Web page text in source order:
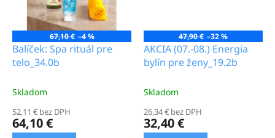
á
s
u
67,10 € –4 %
Balíček: Spa rituál pre
telo_34.0b
Skladom
52,11 € bez DPH
64,10 €
47,90 € –32 %
AKCIA (07.-08.) Energia
bylín pre ženy_19.2b
Skladom
26,34 € bez DPH
32,40 €